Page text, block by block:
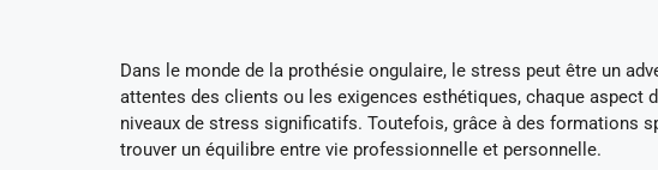
Dans le monde de la prothésie ongulaire, le stress peut être un
attentes des clients ou les exigences esthétiques, chaque aspect
niveaux de stress significatifs. Toutefois, grâce à des formations
trouver un équilibre entre vie professionnelle et personnelle.